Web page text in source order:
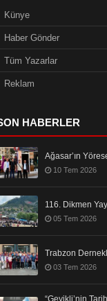
Künye
Haber Gönder
Tüm Yazarlar
Reklam
HABERLER
Ağasar’ın
10 Tem 2026
116. Dikmen
05 Tem 2026
Trabzon
03 Tem 2026